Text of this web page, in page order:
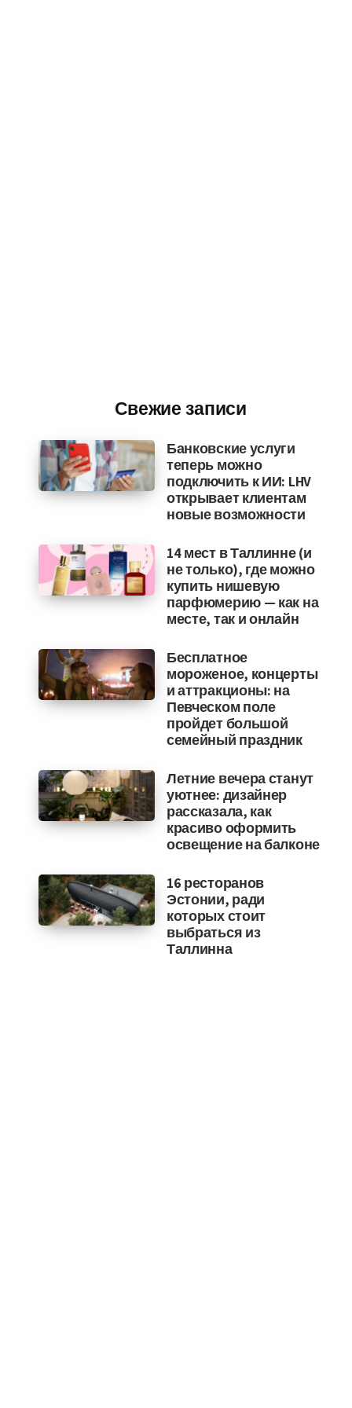
Свежие записи
Банковские услуги
теперь можно
подключить к ИИ: LHV
открывает клиентам
новые возможности
14 мест в Таллинне (и
не только), где можно
купить нишевую
парфюмерию — как на
месте, так и онлайн
Бесплатное
мороженое, концерты
и аттракционы: на
Певческом поле
пройдет большой
семейный праздник
Летние вечера станут
уютнее: дизайнер
рассказала, как
красиво оформить
освещение на балконе
16 ресторанов
Эстонии, ради
которых стоит
выбраться из
Таллинна